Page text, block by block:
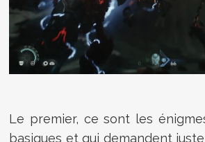
Le premier, ce sont les
basiques et qui demandent